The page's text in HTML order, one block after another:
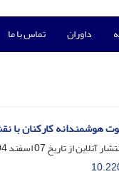
داوران تماس با ما
هوشمندانه کارکنان با
آنلاین از تاریخ07 اسفند 1404